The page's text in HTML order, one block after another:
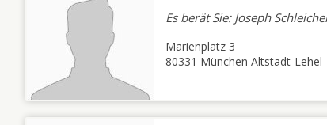
Es berät Sie: Joseph
Marienplatz 3
80331 München Altstadt-Lehel